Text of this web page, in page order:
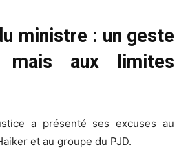
ministre : un geste
mais aux limites
a présenté ses excuses au
et au groupe du PJD.